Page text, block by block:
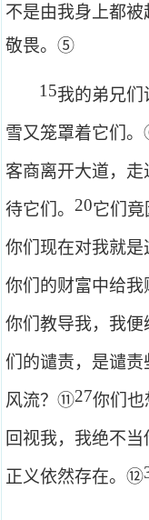
不是由我身上都被
敬畏。⑤
15我的弟兄
雪又笼罩着它们
客商离开大道，
待它们。 20它们
你们现在对我就
你们的财富中给我
你们教导我，我
们的谴责，是谴责
风流？ ⑪27你们也
回视我，我绝不
正义依然存在。 ⑫